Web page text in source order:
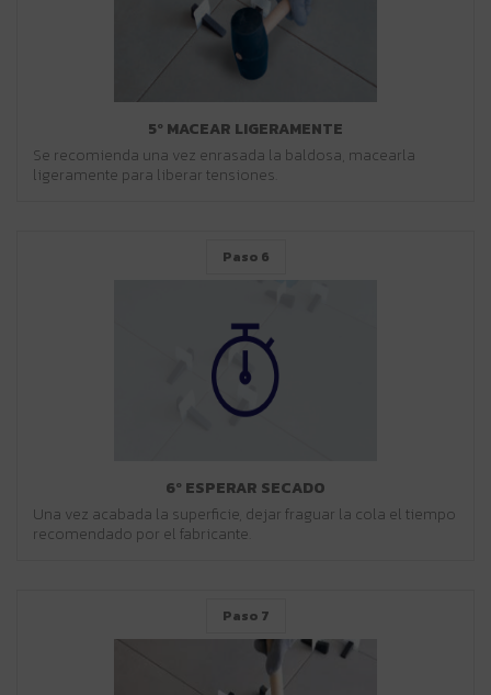
5º MACEAR LIGERAMENTE
Se recomienda una vez enrasada la baldosa, macearla
ligeramente para liberar tensiones.
Paso 6
6º ESPERAR SECADO
Una vez acabada la superficie, dejar fraguar la cola el tiempo
recomendado por el fabricante.
Paso 7